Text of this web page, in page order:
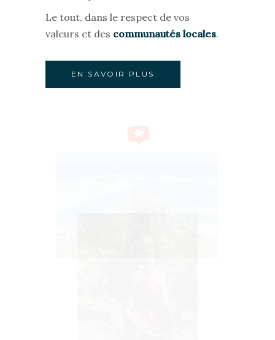
Le tout, dans le respect de vos
valeurs et des communautés locales.
EN SAVOIR PLUS